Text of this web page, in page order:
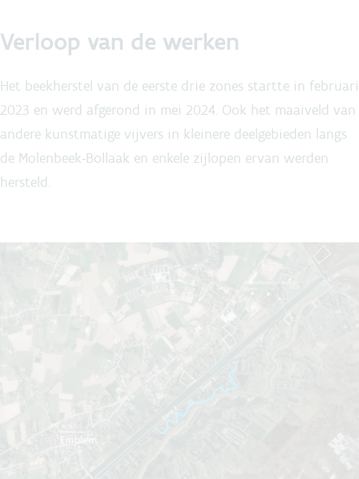
Verloop van de werken
Het beekherstel van de eerste drie zones startte in februari
2023 en werd afgerond in mei 2024. Ook het maaiveld van
andere kunstmatige vijvers in kleinere deelgebieden langs
de Molenbeek-Bollaak en enkele zijlopen ervan werden
hersteld.